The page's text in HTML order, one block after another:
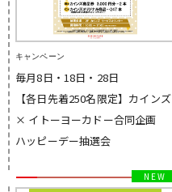
キャンペーン
毎月8日・18日・28日
【各日先着250名限定】カインズ
× イトーヨーカドー合同企画
ハッピーデー抽選会